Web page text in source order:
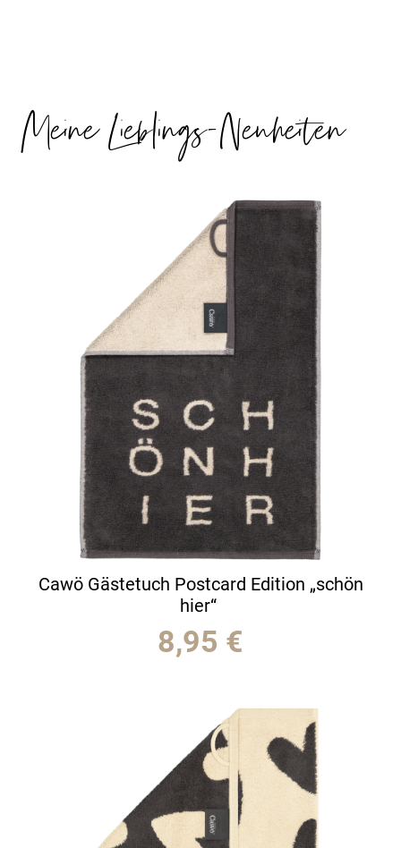
Meine Lieblings-Neuheiten
Cawö Gästetuch Postcard Edition „schön
hier“
8,95 €